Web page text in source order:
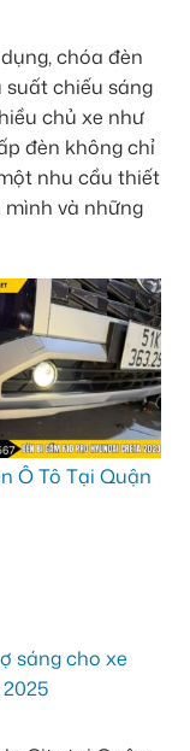
chóa đèn
suất chiếu sáng
chủ xe như
đèn không chỉ
nhu cầu thiết
và những